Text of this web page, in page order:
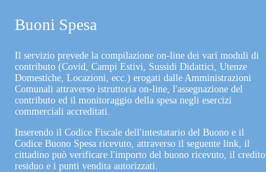
Buoni Spesa
Il servizio prevede la compilazione on-line dei vari moduli di
contributo (Covid, Campi Estivi, Sussidi Didattici, Utenze
Domestiche, Locazioni, ecc.) erogati dalle Amministrazioni
Comunali attraverso istruttoria on-line, l'assegnazione del
contributo ed il monitoraggio della spesa negli esercizi
commerciali accreditati.
Inserendo il Codice Fiscale dell'intestatario del Buono e il
Codice Buono Spesa ricevuto, attraverso il seguente link, il
cittadino può verificare l'importo del buono ricevuto, il credito
residuo e i punti vendita autorizzati.